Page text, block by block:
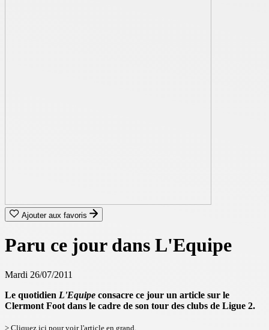
Ajouter aux favoris
Paru ce jour dans L'Equipe
Mardi 26/07/2011
Le quotidien L'Equipe consacre ce jour un article sur le
Clermont Foot dans le cadre de son tour des clubs de Ligue 2.
> Cliquez ici pour voir l'article en grand.